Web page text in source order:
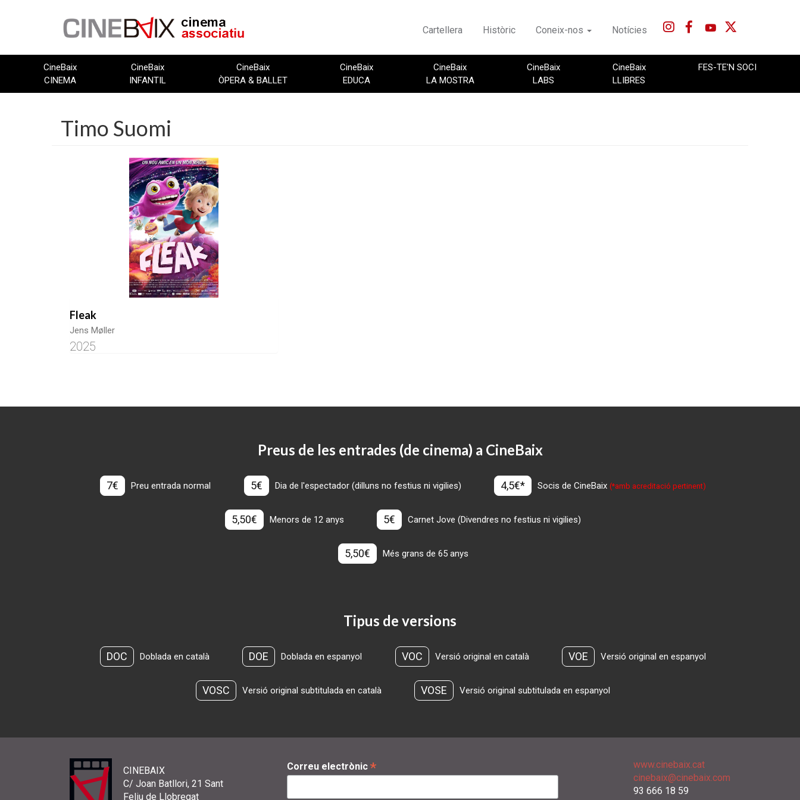
Cartellera Històric Coneix-nos Notícies
CineBaix
CINEMA
CineBaix
INFANTIL
CineBaix
ÒPERA & BALLET
CineBaix
EDUCA
CineBaix
LA MOSTRA
CineBaix
LABS
CineBaix
LLIBRES
FES-TE'N SOCI
Timo Suomi
Fleak
Jens Møller
2025
Preus de les entrades (de cinema) a CineBaix
7€ Preu entrada normal 5€ Dia de l'espectador (dilluns no festius ni vigilies) 4,5€* Socis de CineBaix(*amb acreditació pertinent)
5,50€ Menors de 12 anys 5€ Carnet Jove (Divendres no festius ni vigilies)
5,50€ Més grans de 65 anys
Tipus de versions
DOC Doblada en català DOE Doblada en espanyol VOC Versió original en català VOE Versió original en espanyol
VOSC Versió original subtitulada en català VOSE Versió original subtitulada en espanyol
CINEBAIX
C/ Joan Batllori, 21 Sant
Feliu de Llobregat
Correu electrònic *
www.cinebaix.cat
cinebaix@cinebaix.com
93 666 18 59